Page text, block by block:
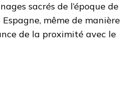
sacrés de l’époque de
même de manière
de la proximité avec le